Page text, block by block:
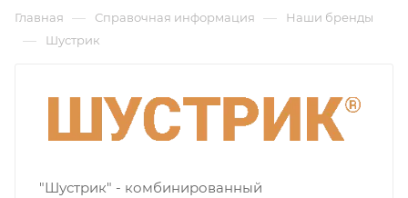
Главная — Справочная информация — Наши бренды
— Шустрик
"Шустрик" - комбинированный